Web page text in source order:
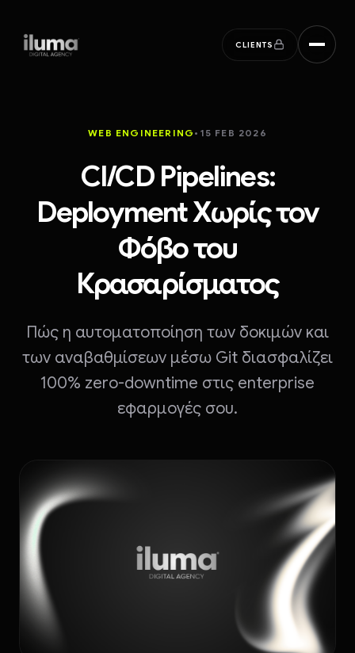
CLIENTS
WEB ENGINEERING • 15 FEB 2026
CI/CD Pipelines:
Deployment Χωρίς τον
Φόβο του
Κρασαρίσματος
Πώς η αυτοματοποίηση των δοκιμών και
των αναβαθμίσεων μέσω Git διασφαλίζει
100% zero-downtime στις enterprise
εφαρμογές σου.